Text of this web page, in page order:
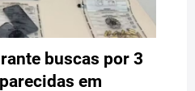
buscas por 3
em